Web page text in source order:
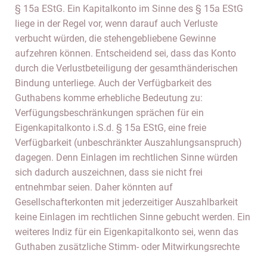
§ 15a EStG. Ein Kapitalkonto im Sinne des § 15a EStG
liege in der Regel vor, wenn darauf auch Verluste
verbucht würden, die stehengebliebene Gewinne
aufzehren können. Entscheidend sei, dass das Konto
durch die Verlustbeteiligung der gesamthänderischen
Bindung unterliege. Auch der Verfügbarkeit des
Guthabens komme erhebliche Bedeutung zu:
Verfügungsbeschränkungen sprächen für ein
Eigenkapitalkonto i.S.d. § 15a EStG, eine freie
Verfügbarkeit (unbeschränkter Auszahlungsanspruch)
dagegen. Denn Einlagen im rechtlichen Sinne würden
sich dadurch auszeichnen, dass sie nicht frei
entnehmbar seien. Daher könnten auf
Gesellschafterkonten mit jederzeitiger Auszahlbarkeit
keine Einlagen im rechtlichen Sinne gebucht werden. Ein
weiteres Indiz für ein Eigenkapitalkonto sei, wenn das
Guthaben zusätzliche Stimm- oder Mitwirkungsrechte